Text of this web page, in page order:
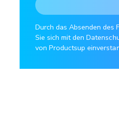
Durch das Absenden des
Sie sich mit den
von Productsup